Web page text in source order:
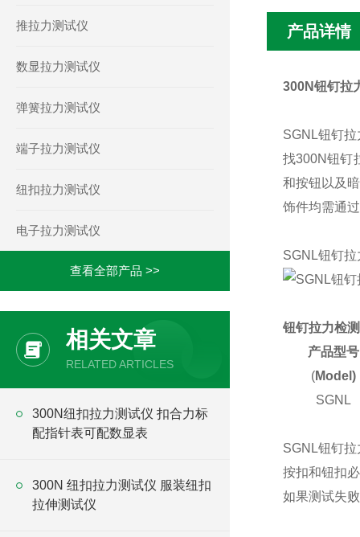
推拉力测试仪
数显拉力测试仪
弹簧拉力测试仪
端子拉力测试仪
纽扣拉力测试仪
电子拉力测试仪
查看全部产品 >>
相关文章
RELATED ARTICLES
300N纽扣拉力测试仪 扣合力标
配指针表可配数显表
300N 纽扣拉力测试仪 服装纽扣
拉伸测试仪
产品详情
300N钮钉拉
SGNL钮钉
找300N钮钉
和按钮以及
饰件均需通
SGNL钮钉
钮钉拉力检
产品型号
(Model)
SGNL
SGNL钮钉
按扣和钮扣
如果测试失